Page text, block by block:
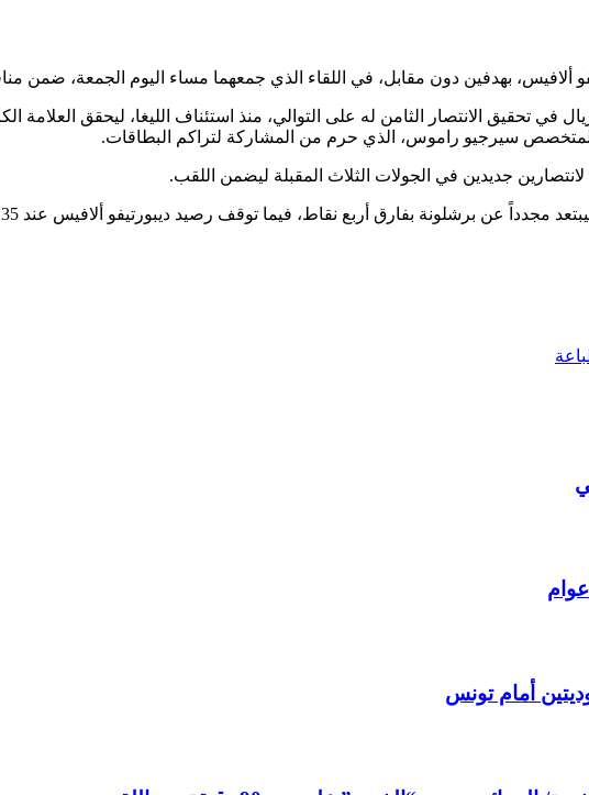
بهدفين دون مقابل، في اللقاء الذي جمعهما مساء اليوم الجمعة، ضمن منافسات الجولة 35 من
في تحقيق الانتصار الثامن له على التوالي، منذ استئناف الليغا، ليحقق
سيرجيو راموس، الذي حرم من المشاركة لتراكم البطاقات.